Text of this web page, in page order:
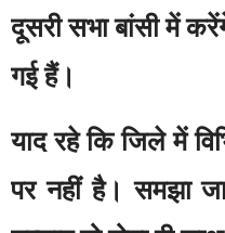
दूसरी सभा बांसी में
गई हैं।
याद रहे कि जिले में
पर नहीं है। समझा